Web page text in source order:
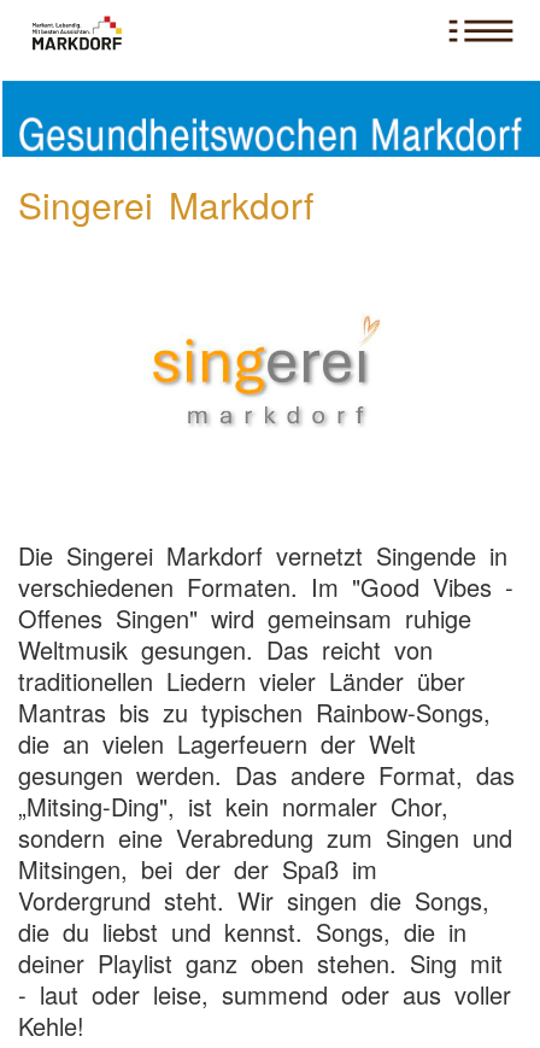
Singerei Markdorf
Die Singerei Markdorf vernetzt Singende in
verschiedenen Formaten. Im "Good Vibes -
Offenes Singen" wird gemeinsam ruhige
Weltmusik gesungen. Das reicht von
traditionellen Liedern vieler Länder über
Mantras bis zu typischen Rainbow-Songs,
die an vielen Lagerfeuern der Welt
gesungen werden. Das andere Format, das
„Mitsing-Ding", ist kein normaler Chor,
sondern eine Verabredung zum Singen und
Mitsingen, bei der der Spaß im
Vordergrund steht. Wir singen die Songs,
die du liebst und kennst. Songs, die in
deiner Playlist ganz oben stehen. Sing mit
- laut oder leise, summend oder aus voller
Kehle!